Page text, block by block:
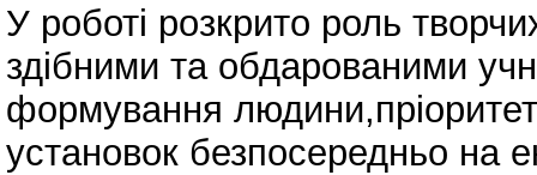
У роботі розкрито роль
здібними та обдарованими
формування
установок безпосередньо на